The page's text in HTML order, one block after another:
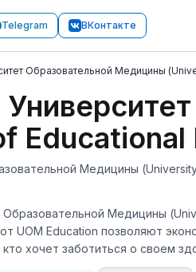
Telegram ВКонтакте
Образовательной Медицины
Медицины
Образовательной Медицины
UOM Education позволяют
хочет заботиться о своем